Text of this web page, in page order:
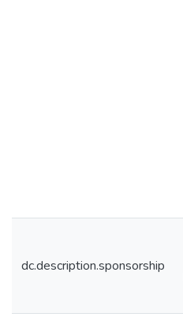
dc.description.sponsorship